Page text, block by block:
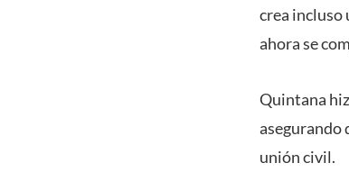
crea
ahora se
Quintana
asegurando
unión civil.